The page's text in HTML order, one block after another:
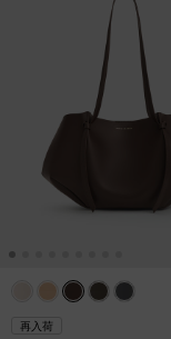
再入荷